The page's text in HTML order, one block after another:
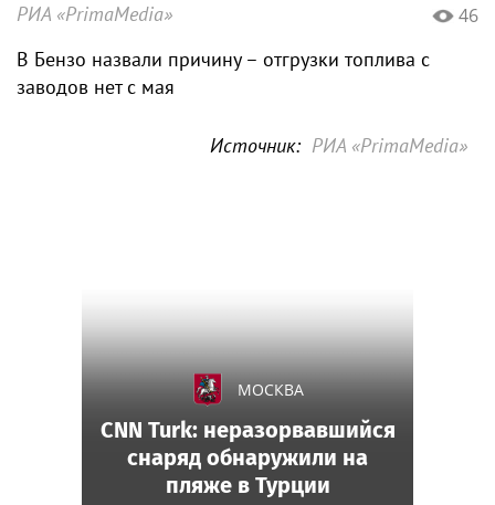
РИА «PrimaMedia» 46
В Бензо назвали причину – отгрузки топлива с
заводов нет с мая
Источник: РИА «PrimaMedia»
МОСКВА
CNN Turk: неразорвавшийся
снаряд обнаружили на
пляже в Турции